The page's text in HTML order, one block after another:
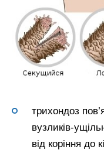
трихондоз
вузликів-
від коріння до